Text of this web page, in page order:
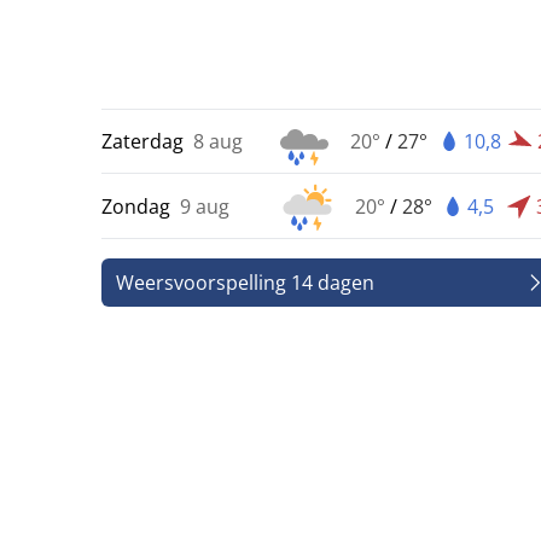
Zaterdag 8 aug 20° /27° 10,8
Zondag 9 aug 20° /28° 4,5
Weersvoorspelling 14 dagen